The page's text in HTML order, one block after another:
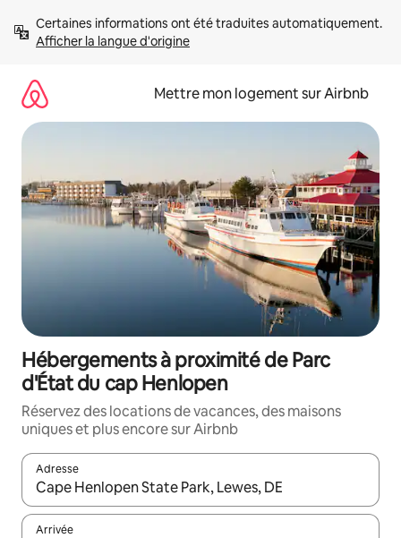
directement
Afficher la langue d'origine
Mettre mon logement sur Airbnb
Hébergements à proximité de Parc
d'État du cap Henlopen
Réservez des locations de vacances, des maisons
uniques et plus encore sur Airbnb
Adresse
Lorsque les résultats s'affichent, utilisez les flèches vers le
Arrivée